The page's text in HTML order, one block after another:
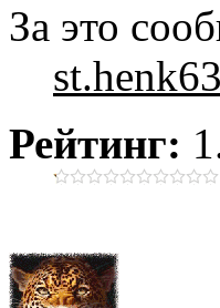
За это
st.henk63
Рейтинг: